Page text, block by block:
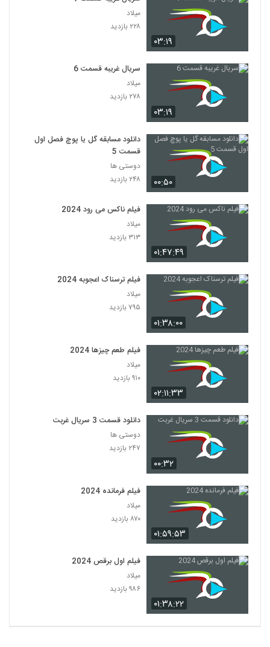
۰۳:۱۹
میلاد
۲۲۸ بازدید
۰۳:۱۹
سریال غریبه قسمت 6
میلاد
۲۷۸ بازدید
۰۰:۵۰
دانلود مسابقه گل یا پوچ فصل اول
قسمت 5
دوستی ها
۲۴۸ بازدید
۰۱:۴۷:۴۹
فیلم ناکس می رود 2024
میلاد
۳۱۳ بازدید
۰۱:۳۸:۰۰
فیلم ترسناک اعجوبه 2024
میلاد
۷۹۵ بازدید
۰۲:۱۱:۳۳
فیلم طعم چیزها 2024
میلاد
۹۱۰ بازدید
۰۰:۳۲
دانلود قسمت 3 سریال غربت
دوستی ها
۲۴۷ بازدید
۰۱:۵۹:۵۳
فیلم فرمانده 2024
میلاد
۸۷۰ بازدید
۰۱:۳۸:۲۲
فیلم اول برقص 2024
میلاد
۹۸۶ بازدید